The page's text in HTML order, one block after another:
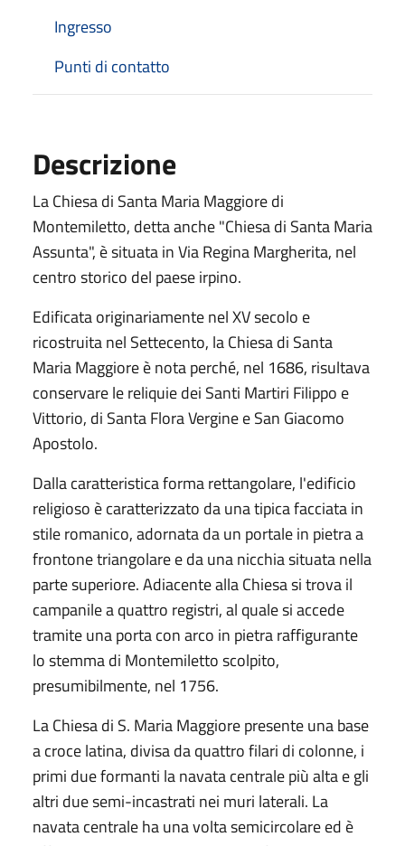
Ingresso
Punti di contatto
Descrizione
La Chiesa di Santa Maria Maggiore di
Montemiletto, detta anche "Chiesa di Santa Maria
Assunta", è situata in Via Regina Margherita, nel
centro storico del paese irpino.
Edificata originariamente nel XV secolo e
ricostruita nel Settecento, la Chiesa di Santa
Maria Maggiore è nota perché, nel 1686, risultava
conservare le reliquie dei Santi Martiri Filippo e
Vittorio, di Santa Flora Vergine e San Giacomo
Apostolo.
Dalla caratteristica forma rettangolare, l'edificio
religioso è caratterizzato da una tipica facciata in
stile romanico, adornata da un portale in pietra a
frontone triangolare e da una nicchia situata nella
parte superiore. Adiacente alla Chiesa si trova il
campanile a quattro registri, al quale si accede
tramite una porta con arco in pietra raffigurante
lo stemma di Montemiletto scolpito,
presumibilmente, nel 1756.
La Chiesa di S. Maria Maggiore presente una base
a croce latina, divisa da quattro filari di colonne, i
primi due formanti la navata centrale più alta e gli
altri due semi-incastrati nei muri laterali. La
navata centrale ha una volta semicircolare ed è